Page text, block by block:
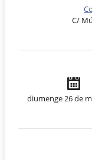
C/
diumenge 26 de